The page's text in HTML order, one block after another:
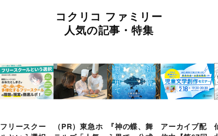
コクリコ ファミリー
人気の記事・特集
フリースクー
（PR）東急ホ
『神の蝶、舞
アーカイブ配